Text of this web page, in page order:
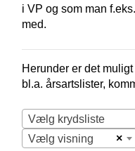
i VP og som man
med.
Herunder er det
bl.a. årsartslister,
Vælg krydsliste
×
Vælg visning